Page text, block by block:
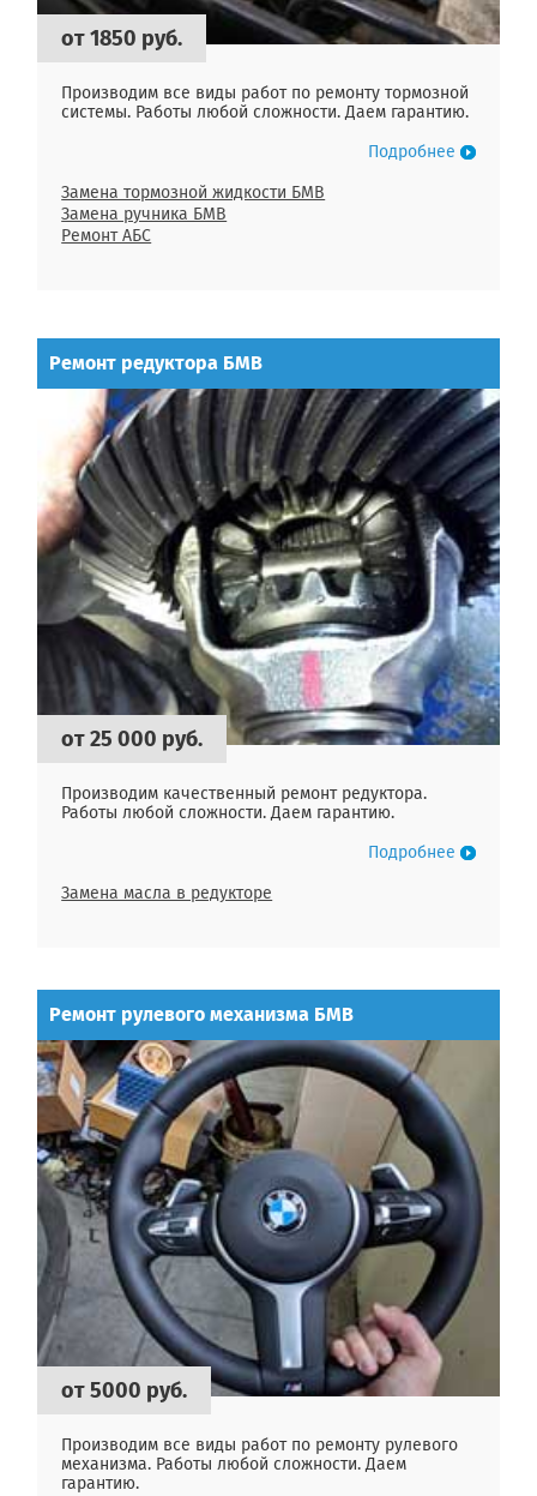
от 1850 руб.
Производим все виды работ по ремонту тормозной
системы. Работы любой сложности. Даем гарантию.
Подробнее
Замена тормозной жидкости БМВ
Замена ручника БМВ
Ремонт АБС
Ремонт редуктора БМВ
от 25 000 руб.
Производим качественный ремонт редуктора.
Работы любой сложности. Даем гарантию.
Подробнее
Замена масла в редукторе
Ремонт рулевого механизма БМВ
от 5000 руб.
Производим все виды работ по ремонту рулевого
механизма. Работы любой сложности. Даем
гарантию.